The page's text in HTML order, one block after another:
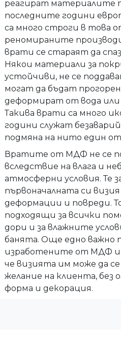
реагират материалите
последните години
са много строги в това
реномираните
врати се стараят да
Някои материали за
устойчиви, не се
могат да бъдат
деформират от вода или
Такива врати са много
години служат
подмяна на нито един
Вратите от МДФ не се
вследствие на влага и
атмосферни условия. Те
първоначалната си
деформации и повреди.
подходящи за всички
дори и за влажните
банята. Още едно важно
изработените от МДФ
че визията им може да
желание на клиента, без
форма и декорация.